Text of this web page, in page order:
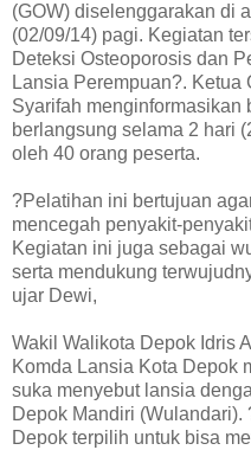
(GOW) diselenggarakan di
(02/09/14) pagi. Kegiatan
Deteksi Osteoporosis dan
Lansia Perempuan?. Ketua
Syarifah menginformasikan
berlangsung selama 2 hari
oleh 40 orang peserta.
?Pelatihan ini bertujuan
mencegah penyakit-
Kegiatan ini juga sebagai
serta mendukung
ujar Dewi,
Wakil Walikota Depok Idris
Komda Lansia Kota Depok
suka menyebut lansia
Depok Mandiri
Depok terpilih untuk bisa